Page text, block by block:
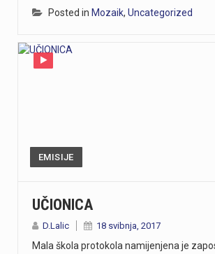
Posted in Mozaik, Uncategorized
EMISIJE
UČIONICA
D.Lalic 18 svibnja, 2017
Mala škola protokola namijenjena je